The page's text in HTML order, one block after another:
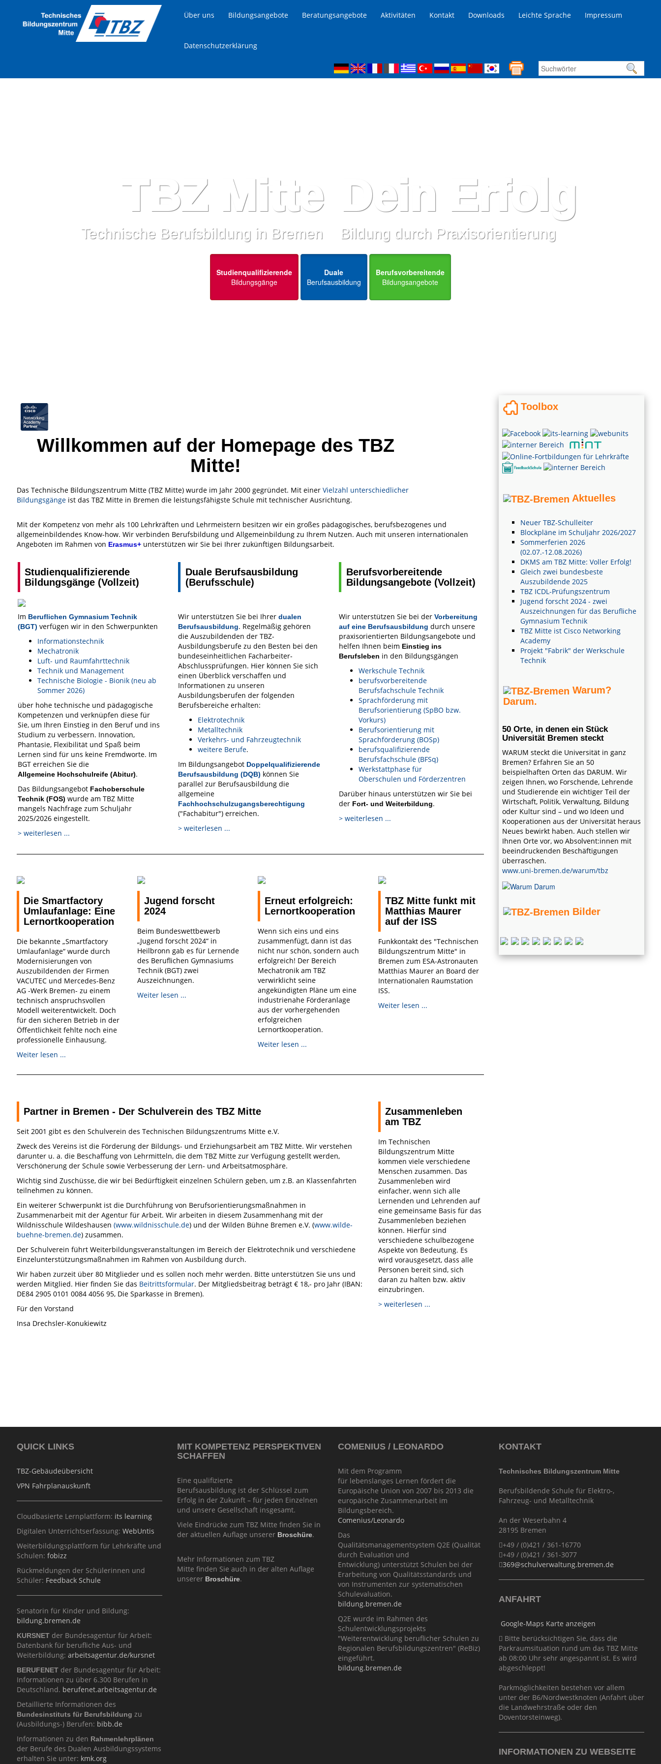
Über uns Bildungsangebote Beratungsangebote Aktivitäten Kontakt Downloads Leichte Sprache Impressum
Datenschutzerklärung
TBZ Mitte
Technische Berufsbildung in Bremen
Dein Erfolg
Bildung durch Praxisorientierung
Studienqualifizierende
Bildungsgänge
Duale
Berufsausbildung
Berufsvorbereitende
Bildungsangebote
Willkommen auf der Homepage des TBZ
Mitte!
Das Technische Bildungszentrum Mitte (TBZ Mitte) wurde im Jahr 2000 gegründet. Mit einer Vielzahl unterschiedlicher
Bildungsgängeist das TBZ Mitte in Bremen die leistungsfähigste Schule mit technischer Ausrichtung.
Mit der Kompetenz von mehr als 100 Lehrkräften und Lehrmeistern besitzen wir ein großes pädagogisches, berufsbezogenes und
allgemeinbildendes Know-how. Wir verbinden Berufsbildung und Allgemeinbildung zu Ihrem Nutzen. Auch mit unseren internationalen
Angeboten im Rahmen von Erasmus+unterstützen wir Sie bei Ihrer zukünftigen Bildungsarbeit.
Studienqualifizierende
Bildungsgänge (Vollzeit)
Im Beruflichen Gymnasium Technik
(BGT) verfügen wir in den Schwerpunkten
Informationstechnik
Mechatronik
Luft- und Raumfahrttechnik
Technik und Management
Technische Biologie - Bionik (neu ab
Sommer 2026)
über hohe technische und pädagogische
Kompetenzen und verknüpfen diese für
Sie, um Ihren Einstieg in den Beruf und ins
Studium zu verbessern. Innovation,
Phantasie, Flexibilität und Spaß beim
Lernen sind für uns keine Fremdworte. Im
BGT erreichen Sie die
Allgemeine Hochschulreife (Abitur).
Das Bildungsangebot Fachoberschule
Technik (FOS) wurde am TBZ Mitte
mangels Nachfrage zum Schuljahr
2025/2026 eingestellt.
> weiterlesen ...
Duale Berufsausbildung
(Berufsschule)
Wir unterstützen Sie bei Ihrerdualen
Berufsausbildung. Regelmäßig gehören
die Auszubildenden der TBZ-
Ausbildungsberufe zu den Besten bei den
bundeseinheitlichen Facharbeiter-
Abschlussprüfungen. Hier können Sie sich
einen Überblick verschaffen und
Informationen zu unseren
Ausbildungsberufen der folgenden
Berufsbereiche erhalten:
Elektrotechnik
Metalltechnik
Verkehrs- und Fahrzeugtechnik
weitere Berufe.
Im Bildungsangebot Doppelqualifizierende
Berufsausbildung (DQB) können Sie
parallel zur Berufsausbildung die
allgemeine
Fachhochschulzugangsberechtigung
("Fachabitur") erreichen.
> weiterlesen ...
Berufsvorbereitende
Bildungsangebote (Vollzeit)
Wir unterstützen Sie bei der Vorbereitung
auf eine Berufsausbildung durch unsere
praxisorientierten Bildungsangebote und
helfen Ihnen beim Einstieg ins
Berufsleben in den Bildungsgängen
Werkschule Technik
berufsvorbereitende
Berufsfachschule Technik
Sprachförderung mit
Berufsorientierung (SpBO bzw.
Vorkurs)
Berufsorientierung mit
Sprachförderung (BOSp)
berufsqualifizierende
Berufsfachschule (BFSq)
Werkstattphase für
Oberschulen und Förderzentren
Darüber hinaus unterstützen wir Sie bei
der Fort- und Weiterbildung.
> weiterlesen ...
Die Smartfactory
Umlaufanlage: Eine
Lernortkooperation
Die bekannte „Smartfactory
Umlaufanlage“ wurde durch
Modernisierungen von
Auszubildenden der Firmen
VACUTEC und Mercedes-Benz
AG -Werk Bremen- zu einem
technisch anspruchsvollen
Modell weiterentwickelt. Doch
für den sicheren Betrieb in der
Öffentlichkeit fehlte noch eine
professionelle Einhausung.
Weiter lesen ...
Jugend forscht
2024
Beim Bundeswettbewerb
„Jugend forscht 2024“ in
Heilbronn gab es für Lernende
des Beruflichen Gymnasiums
Technik (BGT) zwei
Auszeichnungen.
Weiter lesen ...
Erneut erfolgreich:
Lernortkooperation
Wenn sich eins und eins
zusammenfügt, dann ist das
nicht nur schön, sondern auch
erfolgreich! Der Bereich
Mechatronik am TBZ
verwirklicht seine
angekündigten Pläne um eine
industrienahe Förderanlage
aus der vorhergehenden
erfolgreichen
Lernortkooperation.
Weiter lesen ...
TBZ Mitte funkt mit
Matthias Maurer
auf der ISS
Funkkontakt des "Technischen
Bildungszentrum Mitte" in
Bremen zum ESA-Astronauten
Matthias Maurer an Board der
Internationalen Raumstation
ISS.
Weiter lesen ...
Partner in Bremen - Der Schulverein des TBZ Mitte
Seit 2001 gibt es den Schulverein des Technischen Bildungszentrums Mitte e.V.
Zweck des Vereins ist die Förderung der Bildungs- und Erziehungsarbeit am TBZ Mitte. Wir verstehen
darunter u. a. die Beschaffung von Lehrmitteln, die dem TBZ Mitte zur Verfügung gestellt werden,
Verschönerung der Schule sowie Verbesserung der Lern- und Arbeitsatmosphäre.
Wichtig sind Zuschüsse, die wir bei Bedürftigkeit einzelnen Schülern geben, um z.B. an Klassenfahrten
teilnehmen zu können.
Ein weiterer Schwerpunkt ist die Durchführung von Berufsorientierungsmaßnahmen in
Zusammenarbeit mit der Agentur für Arbeit. Wir arbeiten in diesem Zusammenhang mit der
Wildnisschule Wildeshausen (www.wildnisschule.de) und der Wilden Bühne Bremen e.V. (www.wilde-
buehne-bremen.de) zusammen.
Der Schulverein führt Weiterbildungsveranstaltungen im Bereich der Elektrotechnik und verschiedene
Einzelunterstützungsmaßnahmen im Rahmen von Ausbildung durch.
Wir haben zurzeit über 80 Mitglieder und es sollen noch mehr werden. Bitte unterstützen Sie uns und
werden Mitglied. Hier finden Sie das Beitrittsformular. Der Mitgliedsbeitrag beträgt € 18,- pro Jahr (IBAN:
DE84 2905 0101 0084 4056 95, Die Sparkasse in Bremen).
Für den Vorstand
Insa Drechsler-Konukiewitz
Zusammenleben
am TBZ
Im Technischen
Bildungszentrum Mitte
kommen viele verschiedene
Menschen zusammen. Das
Zusammenleben wird
einfacher, wenn sich alle
Lernenden und Lehrenden auf
eine gemeinsame Basis für das
Zusammenleben beziehen
können. Hierfür sind
verschiedene schulbezogene
Aspekte von Bedeutung. Es
wird vorausgesetzt, dass alle
Personen bereit sind, sich
daran zu halten bzw. aktiv
einzubringen.
> weiterlesen ...
Toolbox
Aktuelles
Neuer TBZ-Schulleiter
Blockpläne im Schuljahr 2026/2027
Sommerferien 2026
(02.07.-12.08.2026)
DKMS am TBZ Mitte: Voller Erfolg!
Gleich zwei bundesbeste
Auszubildende 2025
TBZ ICDL-Prüfungszentrum
Jugend forscht 2024 - zwei
Auszeichnungen für das Berufliche
Gymnasium Technik
TBZ Mitte ist Cisco Networking
Academy
Projekt "Fabrik" der Werkschule
Technik
Warum?
Darum.
50 Orte, in denen ein Stück
Universität Bremen steckt
WARUM steckt die Universität in ganz
Bremen? Erfahren Sie an 50
beispielhaften Orten das DARUM. Wir
zeigen Ihnen, wo Forschende, Lehrende
und Studierende ein wichtiger Teil der
Wirtschaft, Politik, Verwaltung, Bildung
oder Kultur sind – und wo Ideen und
Kooperationen aus der Universität heraus
Neues bewirkt haben. Auch stellen wir
Ihnen Orte vor, wo Absolvent:innen mit
beeindruckenden Beschäftigungen
überraschen.
www.uni-bremen.de/warum/tbz
Bilder
QUICK LINKS
TBZ-Gebäudeübersicht
VPN Fahrplanauskunft
Cloudbasierte Lernplattform: its learning
Digitalen Unterrichtserfassung: WebUntis
Weiterbildungsplattform für Lehrkräfte und
Schulen: fobizz
Rückmeldungen der Schülerinnen und
Schüler: Feedback Schule
Senatorin für Kinder und Bildung:
bildung.bremen.de
KURSNETder Bundesagentur für Arbeit:
Datenbank für berufliche Aus- und
Weiterbildung: arbeitsagentur.de/kursnet
BERUFENETder Bundesagentur für Arbeit:
Informationen zu über 6.300 Berufen in
Deutschland. berufenet.arbeitsagentur.de
Detaillierte Informationen des
Bundesinstituts für Berufsbildung zu
(Ausbildungs-) Berufen: bibb.de
Informationen zu den Rahmenlehrplänen
der Berufe des Dualen Ausbildungssystems
erhalten Sie unter: kmk.org
MIT KOMPETENZ PERSPEKTIVEN
SCHAFFEN
Eine qualifizierte
Berufsausbildung ist der Schlüssel zum
Erfolg in der Zukunft – für jeden Einzelnen
und unsere Gesellschaft insgesamt.
Viele Eindrücke zum TBZ Mitte finden Sie in
der aktuellen Auflage unserer Broschüre.
Mehr Informationen zum TBZ
Mitte finden Sie auch in der alten Auflage
unserer Broschüre.
COMENIUS / LEONARDO
Mit dem Programm
für lebenslanges Lernen fördert die
Europäische Union von 2007 bis 2013 die
europäische Zusammenarbeit im
Bildungsbereich.
Comenius/Leonardo
Das
Qualitätsmanagementsystem Q2E (Qualität
durch Evaluation und
Entwicklung) unterstützt Schulen bei der
Erarbeitung von Qualitätsstandards und
von Instrumenten zur systematischen
Schulevaluation.
bildung.bremen.de
Q2E wurde im Rahmen des
Schulentwicklungsprojekts
"Weiterentwicklung beruflicher Schulen zu
Regionalen Berufsbildungszentren" (ReBiz)
eingeführt.
bildung.bremen.de
KONTAKT
Technisches Bildungszentrum Mitte
Berufsbildende Schule für Elektro-,
Fahrzeug- und Metalltechnik
An der Weserbahn 4
28195 Bremen
+49 / (0)421 / 361-16770
+49 / (0)421 / 361-3077
369@schulverwaltung.bremen.de
ANFAHRT
Google-Maps Karte anzeigen
Bitte berücksichtigen Sie, dass die
Parkraumsituation rund um das TBZ Mitte
ab 08:00 Uhr sehr angespannt ist. Es wird
abgeschleppt!
Parkmöglichkeiten bestehen vor allem
unter der B6/Nordwestknoten (Anfahrt über
die Landwehrstraße oder den
Doventorsteinweg).
INFORMATIONEN ZU WEBSEITE